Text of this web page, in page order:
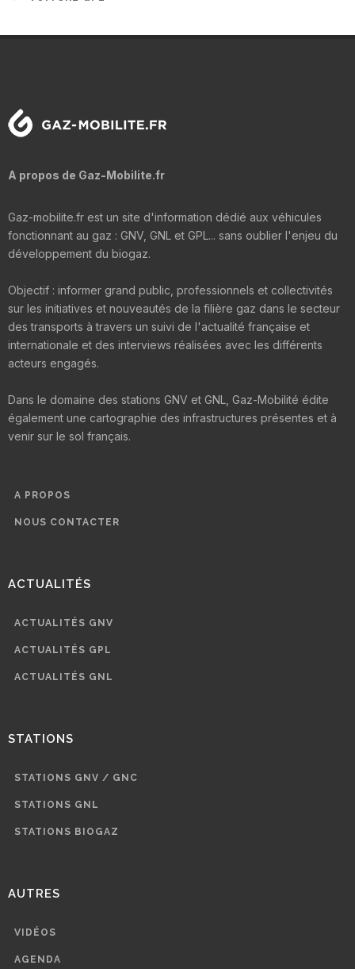
A propos de Gaz-Mobilite.fr
Gaz-mobilite.fr est un site d'information dédié aux véhicules
fonctionnant au gaz : GNV, GNL et GPL... sans oublier l'enjeu du
développement du biogaz.
Objectif : informer grand public, professionnels et collectivités
sur les initiatives et nouveautés de la filière gaz dans le secteur
des transports à travers un suivi de l'actualité française et
internationale et des interviews réalisées avec les différents
acteurs engagés.
Dans le domaine des stations GNV et GNL, Gaz-Mobilité édite
également une cartographie des infrastructures présentes et à
venir sur le sol français.
A PROPOS
NOUS CONTACTER
ACTUALITÉS
ACTUALITÉS GNV
ACTUALITÉS GPL
ACTUALITÉS GNL
STATIONS
STATIONS GNV / GNC
STATIONS GNL
STATIONS BIOGAZ
AUTRES
VIDÉOS
AGENDA